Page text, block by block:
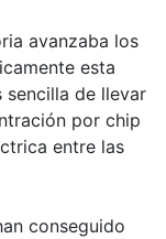
avanzaba los
esta
sencilla de llevar
por chip
entre las
conseguido